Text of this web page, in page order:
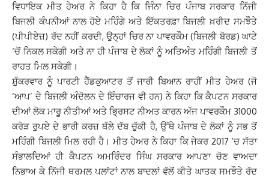
ਵਿਧਾਇਕ ਮੀਤ ਹੇਅਰ ਨੇ ਕਿਹਾ ਹੈ ਕਿ ਜਿੰਨਾ ਚਿਰ ਪੰਜਾਬ ਸਰਕਾਰ ਨਿੱਜੀ
ਬਿਜਲੀ ਕੰਪਨੀਆਂ ਨਾਲ ਹੋਏ ਮਹਿੰਗੇ ਅਤੇ ਇੱਕਤਰਫ਼ਾ ਬਿਜਲੀ ਖ਼ਰੀਦ ਸਮਝੌਤੇ
(ਪੀਪੀਏਜ਼) ਰੱਦ ਨਹੀਂ ਕਰਦੀ, ਉਨ੍ਹਾਂ ਚਿਰ ਨਾ ਪਾਵਰਕੌਮ (ਬਿਜਲੀ ਬੋਰਡ) ਘਾਟੇ
‘ਚੋਂ ਨਿਕਲ ਸਕੇਗੀ ਅਤੇ ਨਾ ਹੀ ਪੰਜਾਬ ਦੇ ਲੋਕਾਂ ਨੂੰ ਅਤਿਅੰਤ ਮਹਿੰਗੀ ਬਿਜਲੀ ਤੋਂ
ਰਾਹਤ ਮਿਲ ਸਕੇਗੀ।
ਸ਼ੁੱਕਰਵਾਰ ਨੂੰ ਪਾਰਟੀ ਹੈੱਡਕੁਆਟਰ ਤੋਂ ਜਾਰੀ ਬਿਆਨ ਰਾਹੀਂ ਮੀਤ ਹੇਅਰ (ਜੋ
‘ਆਪ’ ਦੇ ਬਿਜਲੀ ਅੰਦੋਲਨ ਦੇ ਇੰਚਾਰਜ ਵੀ ਹਨ) ਨੇ ਕਿਹਾ ਕਿ ਕੈਪਟਨ ਸਰਕਾਰ
ਦੀਆਂ ਲੋਕ ਮਾਰੂ ਨੀਤੀਆਂ ਅਤੇ ਭ੍ਰਿਸਟ ਨੀਅਤ ਕਾਰਨ ਅੱਜ ਪਾਵਰਕੌਮ 31000
ਕਰੋੜ ਰੁਪਏ ਦੇ ਭਾਰੀ ਕਰਜ਼ ਥੱਲੇ ਦੱਬ ਚੁੱਕੀ ਹੈ, ਉੱਥੇ ਪੰਜਾਬ ਦੇ ਲੋਕਾਂ ਨੂੰ ਸਭ ਤੋਂ
ਮਹਿੰਗੀ ਬਿਜਲੀ ਮਿਲ ਰਹੀ ਹੈ। ਮੀਤ ਹੇਅਰ ਨੇ ਕਿਹਾ ਕਿ ਜੇਕਰ 2017 ‘ਚ ਸੱਤਾ
ਸੰਭਾਲਦਿਆਂ ਹੀ ਕੈਪਟਨ ਅਮਰਿੰਦਰ ਸਿੰਘ ਸਰਕਾਰ ਆਪਣਾ ਚੋਣ ਵਾਅਦਾ
ਨਿਭਾਅ ਕੇ ਨਿੱਜੀ ਥਰਮਲ ਪਲਾਂਟਾਂ ਨਾਲ ਬਾਦਲਾਂ ਵੱਲੋਂ ਕੀਤੇ ਘਾਤਕ ਸਮਝੌਤੇ ਰੱਦ